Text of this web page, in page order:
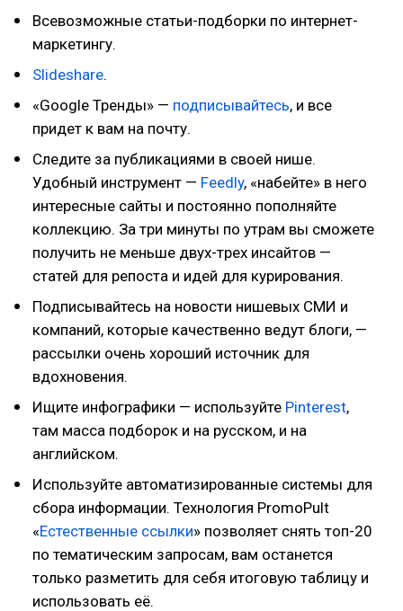
Всевозможные статьи-подборки по интернет-
маркетингу.
Slideshare.
«Google Тренды» — подписывайтесь, и все
придет к вам на почту.
Следите за публикациями в своей нише.
Удобный инструмент — Feedly, «набейте» в него
интересные сайты и постоянно пополняйте
коллекцию. За три минуты по утрам вы сможете
получить не меньше двух-трех инсайтов —
статей для репоста и идей для курирования.
Подписывайтесь на новости нишевых СМИ и
компаний, которые качественно ведут блоги, —
рассылки очень хороший источник для
вдохновения.
Ищите инфографики — используйте Pinterest,
там масса подборок и на русском, и на
английском.
Используйте автоматизированные системы для
сбора информации. Технология PromoPult
«Естественные ссылки» позволяет снять топ-20
по тематическим запросам, вам останется
только разметить для себя итоговую таблицу и
использовать её.